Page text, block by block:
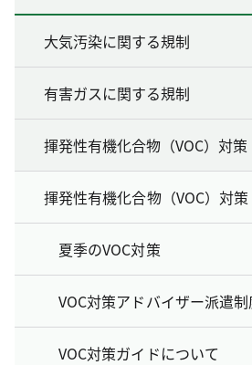
大気汚染に関する規制
有害ガスに関する規制
揮発性有機化合物（VOC）対策
揮発性有機化合物（VOC）対
夏季のVOC対策
VOC対策アドバイザー派遣
VOC対策ガイドについて